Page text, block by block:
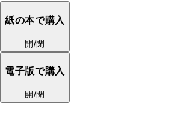
紙の本で購入
開/閉
電子版で購入
開/閉